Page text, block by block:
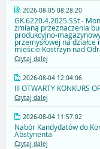
2026-08-05 08:28:20
GK.6220.4.2025.SSt -
zmianą przeznaczenia
produkcyjno-
przemysłowej na
mieście Kostrzyn nad
Czytaj dalej
2026-08-04 12:04:06
III OTWARTY KONKURS
Czytaj dalej
2026-08-04 11:57:02
Nabór Kandydatów do
Abstynenta
Czytaj dalej